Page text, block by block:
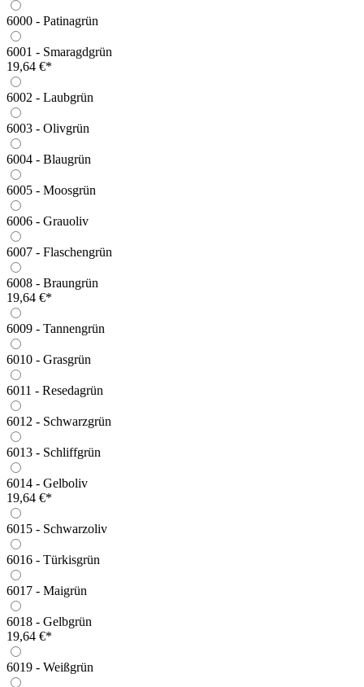
6000 - Patinagrün
6001 - Smaragdgrün
19,64 €*
6002 - Laubgrün
6003 - Olivgrün
6004 - Blaugrün
6005 - Moosgrün
6006 - Grauoliv
6007 - Flaschengrün
6008 - Braungrün
19,64 €*
6009 - Tannengrün
6010 - Grasgrün
6011 - Resedagrün
6012 - Schwarzgrün
6013 - Schliffgrün
6014 - Gelboliv
19,64 €*
6015 - Schwarzoliv
6016 - Türkisgrün
6017 - Maigrün
6018 - Gelbgrün
19,64 €*
6019 - Weißgrün